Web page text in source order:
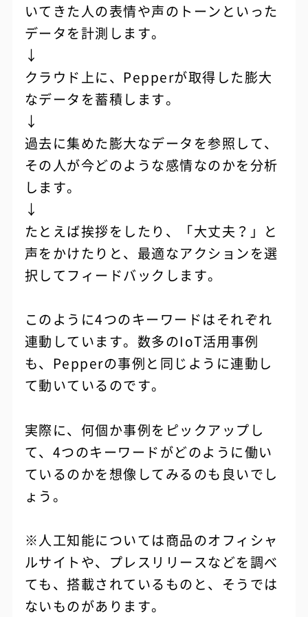
いてきた人の表情や声のトーンといった
データを計測します。
↓
クラウド上に、Pepperが取得した膨大
なデータを蓄積します。
↓
過去に集めた膨大なデータを参照して、
その人が今どのような感情なのかを分析
します。
↓
たとえば挨拶をしたり、「大丈夫？」と
声をかけたりと、最適なアクションを選
択してフィードバックします。
このように4つのキーワードはそれぞれ
連動しています。数多のIoT活用事例
も、Pepperの事例と同じように連動し
て動いているのです。
実際に、何個か事例をピックアップし
て、4つのキーワードがどのように働い
ているのかを想像してみるのも良いでし
ょう。
※人工知能については商品のオフィシャ
ルサイトや、プレスリリースなどを調べ
ても、搭載されているものと、そうでは
ないものがあります。